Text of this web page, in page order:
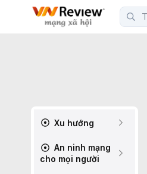
Xu hướng
An ninh mạng
cho mọi người